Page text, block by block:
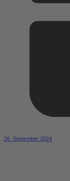
26. September 2024